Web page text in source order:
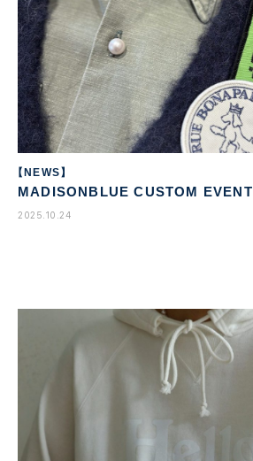
【NEWS】
MADISONBLUE CUSTOM EVENT
2025.10.24